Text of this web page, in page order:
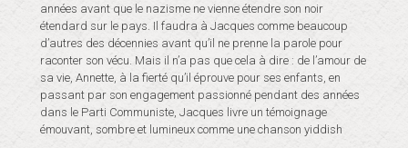
années avant que le nazisme ne vienne étendre son noir
étendard sur le pays. Il faudra à Jacques comme beaucoup
d’autres des décennies avant qu’il ne prenne la parole pour
raconter son vécu. Mais il n’a pas que cela à dire : de l’amour de
sa vie, Annette, à la fierté qu’il éprouve pour ses enfants, en
passant par son engagement passionné pendant des années
dans le Parti Communiste, Jacques livre un témoignage
émouvant, sombre et lumineux comme une chanson yiddish